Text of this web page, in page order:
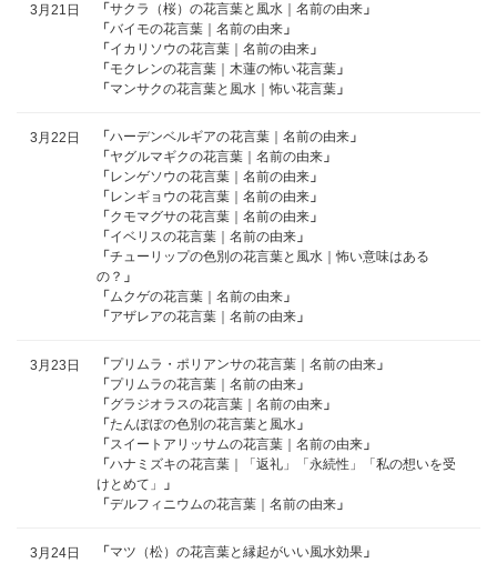
3月21日 「 サクラ（桜）の花言葉と風水｜名前の由来 」
「 バイモの花言葉｜名前の由来 」
「 イカリソウの花言葉｜名前の由来 」
「 モクレンの花言葉｜木蓮の怖い花言葉 」
「 マンサクの花言葉と風水｜怖い花言葉 」
3月22日 「 ハーデンベルギアの花言葉｜名前の由来 」
「 ヤグルマギクの花言葉｜名前の由来 」
「 レンゲソウの花言葉｜名前の由来 」
「 レンギョウの花言葉｜名前の由来 」
「 クモマグサの花言葉｜名前の由来 」
「 イベリスの花言葉｜名前の由来 」
「 チューリップの色別の花言葉と風水｜怖い意味はある
の？ 」
「 ムクゲの花言葉｜名前の由来 」
「 アザレアの花言葉｜名前の由来 」
3月23日 「 プリムラ・ポリアンサの花言葉｜名前の由来 」
「 プリムラの花言葉｜名前の由来 」
「 グラジオラスの花言葉｜名前の由来 」
「 たんぽぽの色別の花言葉と風水 」
「 スイートアリッサムの花言葉｜名前の由来 」
「 ハナミズキの花言葉｜「返礼」「永続性」「私の想いを受
けとめて」
」
「 デルフィニウムの花言葉｜名前の由来 」
3月24日 「 マツ（松）の花言葉と縁起がいい風水効果 」